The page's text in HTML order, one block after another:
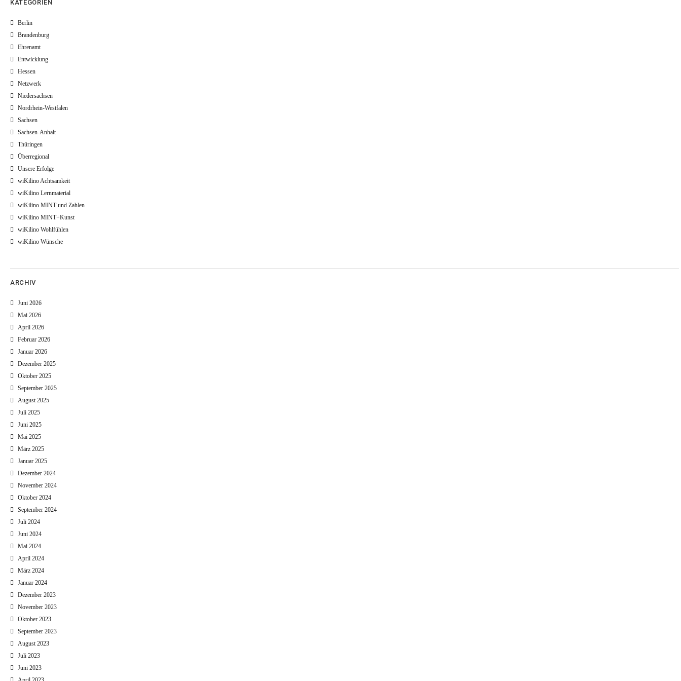
KATEGORIEN
Berlin
Brandenburg
Ehrenamt
Entwicklung
Hessen
Netzwerk
Niedersachsen
Nordrhein-Westfalen
Sachsen
Sachsen-Anhalt
Thüringen
Überregional
Unsere Erfolge
wiKilino Achtsamkeit
wiKilino Lernmaterial
wiKilino MINT und Zahlen
wiKilino MINT+Kunst
wiKilino Wohlfühlen
wiKilino Wünsche
ARCHIV
Juni 2026
Mai 2026
April 2026
Februar 2026
Januar 2026
Dezember 2025
Oktober 2025
September 2025
August 2025
Juli 2025
Juni 2025
Mai 2025
März 2025
Januar 2025
Dezember 2024
November 2024
Oktober 2024
September 2024
Juli 2024
Juni 2024
Mai 2024
April 2024
März 2024
Januar 2024
Dezember 2023
November 2023
Oktober 2023
September 2023
August 2023
Juli 2023
Juni 2023